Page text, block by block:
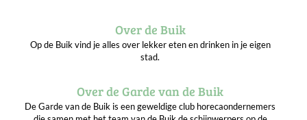
Over de Buik
Op de Buik vind je alles over lekker eten en drinken in je eigen
stad.
Over de Garde van de Buik
De Garde van de Buik is een geweldige club horecaondernemers